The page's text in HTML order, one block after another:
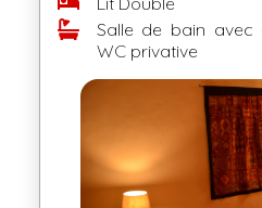
Salle de bain avec
WC privative